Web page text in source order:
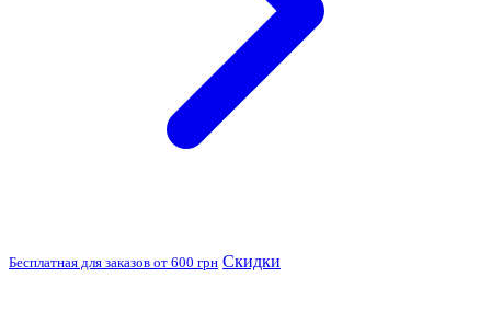
Бесплатная для заказов от 600 грн Скидки